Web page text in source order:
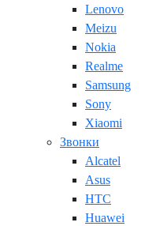
Lenovo
Meizu
Nokia
Realme
Samsung
Sony
Xiaomi
Звонки
Alcatel
Asus
HTC
Huawei